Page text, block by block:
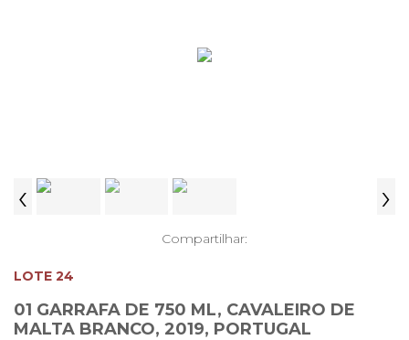
‹ ›
Compartilhar:
LOTE 24
01 GARRAFA DE 750 ML, CAVALEIRO DE
MALTA BRANCO, 2019, PORTUGAL